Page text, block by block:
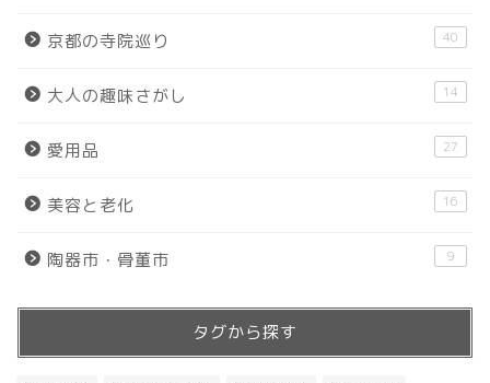
京都の寺院巡り 40
大人の趣味さがし 14
愛用品 27
美容と老化 16
陶器市・骨董市 9
タグから探す